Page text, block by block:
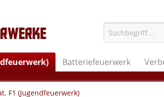
Batteriefeuerwerk
F1 (Jugendfeuerwerk)